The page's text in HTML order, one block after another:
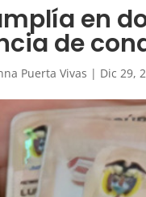
en
de
Puerta Vivas | Dic 29,